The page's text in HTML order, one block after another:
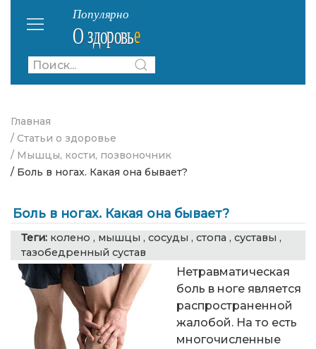
Главная
/ Статьи о здоровье
/ Мышцы, кости, позвоночник
/ Боль в ногах. Какая она бывает?
Боль в ногах. Какая она бывает?
Теги: колено , мышцы , сосуды , стопа , суставы ,
тазобедренный сустав
Нетравматическая
боль в ноге является
распространенной
жалобой. На то есть
многочисленные